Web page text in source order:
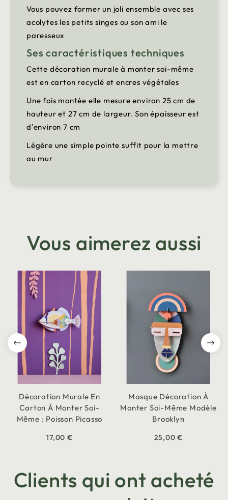
Vous pouvez former un joli ensemble avec ses
acolytes les petits singes ou son ami le
paresseux
Ses caractéristiques techniques
Cette décoration murale à monter soi-même
est en carton recyclé et encres végétales
Une fois montée elle mesure environ 25 cm de
hauteur et 27 cm de largeur. Son épaisseur est
d'environ 7 cm
Légère une simple pointe suffit pour la mettre
au mur
Vous aimerez aussi
Décoration Murale En
Carton À Monter Soi-
Même : Poisson Picasso
17,00 €
Masque Décoration À
Monter Soi-Même Modèle
Brooklyn
25,00 €
Clients qui ont acheté